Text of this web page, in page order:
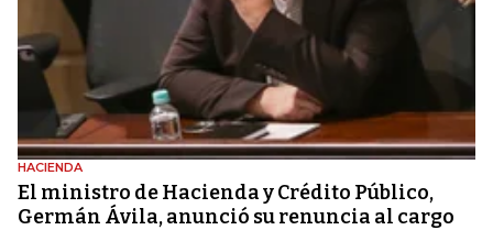
HACIENDA
El ministro de Hacienda y Crédito Público,
Germán Ávila, anunció su renuncia al cargo